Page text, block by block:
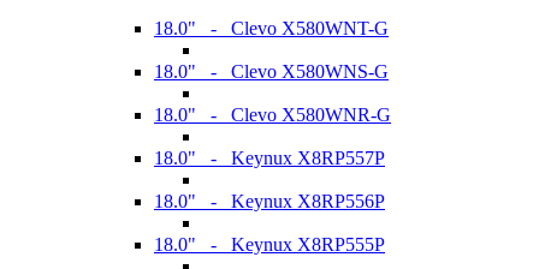
18.0" - Clevo X580WNT-G
18.0" - Clevo X580WNS-G
18.0" - Clevo X580WNR-G
18.0" - Keynux X8RP557P
18.0" - Keynux X8RP556P
18.0" - Keynux X8RP555P